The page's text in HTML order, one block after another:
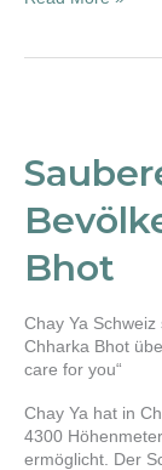
Bhot
Chay Ya
Chharka Bhot
care for you“
Chay Ya hat in
4300
ermöglicht. Der
für
die
Bevölkerung
in
Chharka
Bhot